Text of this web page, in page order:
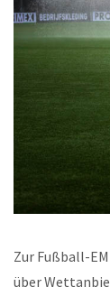
Zur Fußball-
über